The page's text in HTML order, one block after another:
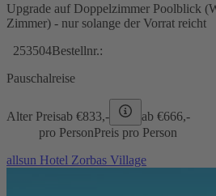
Upgrade auf Doppelzimmer Poolblick
Zimmer) - nur solange der Vorrat reicht
253504Bestellnr.:
Pauschalreise
Alter Preisab €833,- ab €666,-
pro PersonPreis pro Person
allsun Hotel Zorbas Village